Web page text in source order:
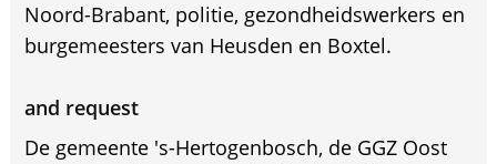
Noord-Brabant, politie, gezondheidswerkers en
burgemeesters van Heusden en Boxtel.
and request
De gemeente 's-Hertogenbosch, de GGZ Oost